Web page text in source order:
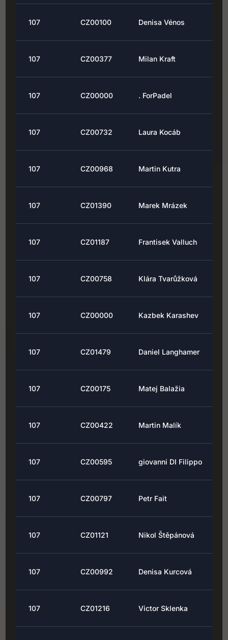
107 CZ00100 Denisa Vénos
107 CZ00377 Milan Kraft
107 CZ00000 . ForPadel
107 CZ00732 Laura Kocáb
107 CZ00968 Martin Kutra
107 CZ01390 Marek Mrázek
107 CZ01187 Frantisek Valluch
107 CZ00758 Klára Tvarůžková
107 CZ00000 Kazbek Karashev
107 CZ01479 Daniel Langhamer
107 CZ00175 Matej Balažia
107 CZ00422 Martin Malík
107 CZ00595 giovanni DI Filippo
107 CZ00797 Petr Fait
107 CZ01121 Nikol Štěpánová
107 CZ00992 Denisa Kurcová
107 CZ01216 Victor Sklenka